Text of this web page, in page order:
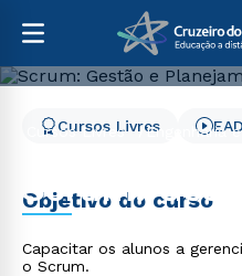
Cursos Livres
Engenharia
Scrum:
Planejamento
Cursos Livres
Objetivo do curso
Capacitar os alunos a
o Scrum.